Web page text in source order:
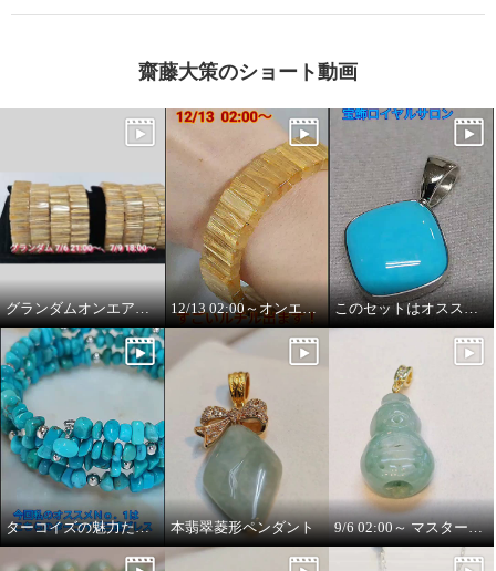
齋藤大策のショート動画
グランダムオンエアございます！ 12/13 02:00～オンエアです！ このセットはオススメです！
ターコイズの魅力たっぷりの商品です！ 本翡翠菱形ペンダント 9/6 02:00～ マスターストーン